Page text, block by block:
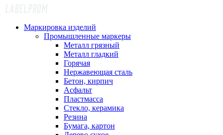
Маркировка изделий
Промышленные маркеры
Металл грязный
Металл гладкий
Горячая
Нержавеющая сталь
Бетон, кирпич
Асфальт
Пластмасса
Стекло, керамика
Резина
Бумага, картон